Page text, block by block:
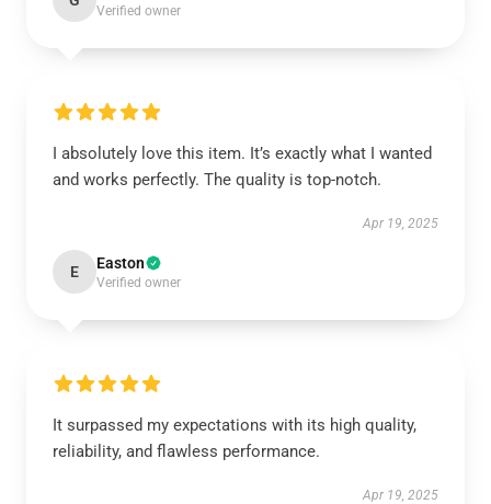
Verified owner
I absolutely love this item. It’s exactly what I wanted
and works perfectly. The quality is top-notch.
Apr 19, 2025
E Easton
Verified owner
It surpassed my expectations with its high quality,
reliability, and flawless performance.
Apr 19, 2025